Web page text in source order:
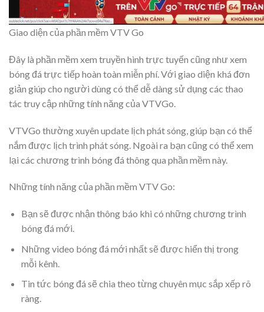
Giao diện của phần mềm VTV Go
Đây là phần mềm xem truyền hình trực tuyến cũng như xem
bóng đá trực tiếp hoàn toàn miễn phí. Với giao diện khá đơn
giản giúp cho người dùng có thể dễ dàng sử dụng các thao
tác truy cập những tính năng của VTVGo.
VTVGo thường xuyên update lịch phát sóng, giúp bạn có thể
nắm được lịch trình phát sóng. Ngoài ra bạn cũng có thể xem
lại các chương trình bóng đá thông qua phần mềm này.
Những tính năng của phần mềm VTV Go:
Bạn sẽ được nhận thông báo khi có những chương trình
bóng đá mới.
Những video bóng đá mới nhất sẽ được hiển thị trong
mỗi kênh.
Tin tức bóng đá sẽ chia theo từng chuyên mục sắp xếp rõ
ràng.